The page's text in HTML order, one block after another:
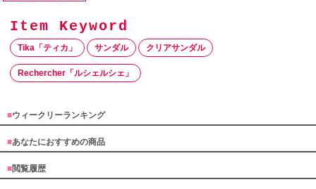
Tika「ティカ」 サンダル クリアサンダル
Rechercher「ルシェルシェ」
■ウィークリーランキング
■あなたにおすすめの商品
■閲覧履歴